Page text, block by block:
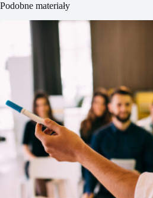
Podobne materiały